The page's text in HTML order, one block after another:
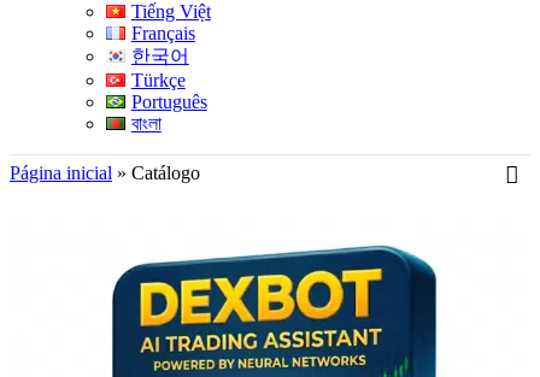
Tiếng Việt
Français
한국어
Türkçe
Português
বাংলা
Página inicial » Catálogo